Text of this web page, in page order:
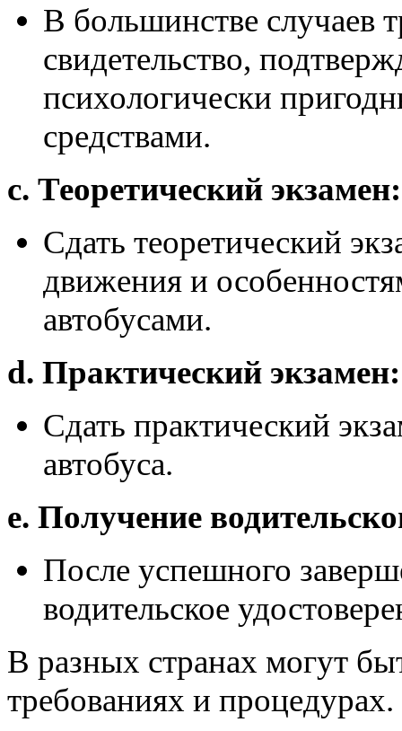
В большинстве случаев
свидетельство,
психологически
средствами.
c. Теоретический экзамен:
Сдать теоретический
движения и
автобусами.
d. Практический экзамен:
Сдать практический
автобуса.
e. Получение
После успешного
водительское
В разных странах могут
требованиях и